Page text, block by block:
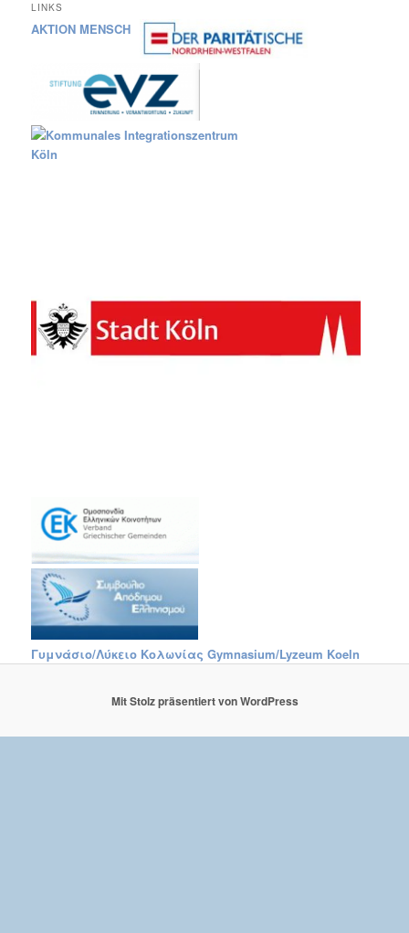
LINKS
AKTION MENSCH
Γυμνάσιο/Λύκειο Κολωνίας Gymnasium/Lyzeum Koeln
Mit Stolz präsentiert von WordPress